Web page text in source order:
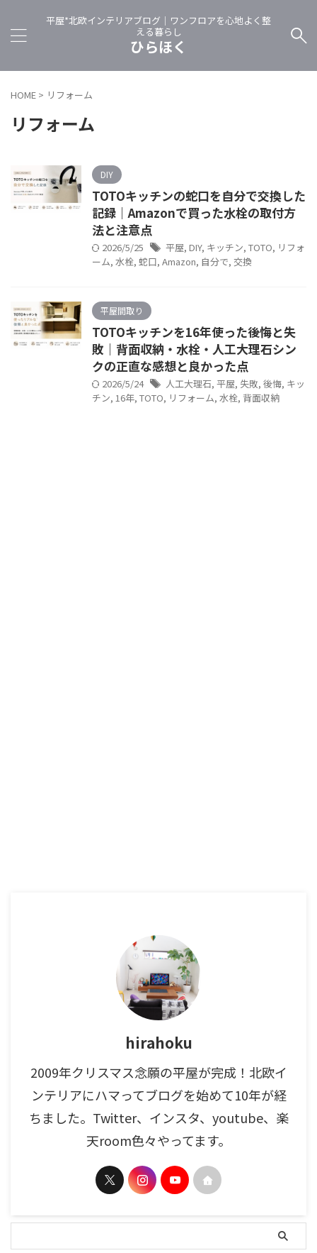
平屋*北欧インテリアブログ｜ワンフロアを心地よく整
える暮らし
ひらほく
HOME > リフォーム
リフォーム
DIY
TOTOキッチンの蛇口を自分で交換した
記録｜Amazonで買った水栓の取付方
法と注意点
2026/5/25 平屋, DIY, キッチン, TOTO, リフォ
ーム, 水栓, 蛇口, Amazon, 自分で, 交換
平屋間取り
TOTOキッチンを16年使った後悔と失
敗｜背面収納・水栓・人工大理石シン
クの正直な感想と良かった点
2026/5/24 人工大理石, 平屋, 失敗, 後悔, キッ
チン, 16年, TOTO, リフォーム, 水栓, 背面収納
hirahoku
2009年クリスマス念願の平屋が完成！北欧イ
ンテリアにハマってブログを始めて10年が経
ちました。Twitter、インスタ、youtube、楽
天room色々やってます。